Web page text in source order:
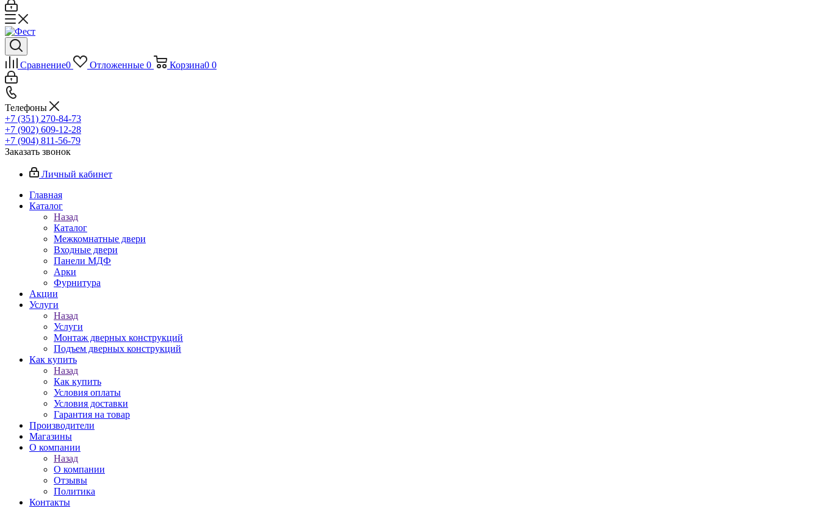
Сравнение0 Отложенные 0 Корзина0 0
Телефоны
+7 (351) 270-84-73
+7 (902) 609-12-28
+7 (904) 811-56-79
Заказать звонок
Личный кабинет
Главная
Каталог
Назад
Каталог
Межкомнатные двери
Входные двери
Панели МДФ
Арки
Фурнитура
Акции
Услуги
Назад
Услуги
Монтаж дверных конструкций
Подъем дверных конструкций
Как купить
Назад
Как купить
Условия оплаты
Условия доставки
Гарантия на товар
Производители
Магазины
О компании
Назад
О компании
Отзывы
Политика
Контакты